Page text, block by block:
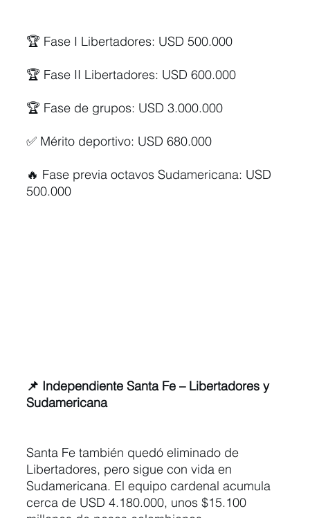
🏆 Fase I Libertadores: USD 500.000
🏆 Fase II Libertadores: USD 600.000
🏆 Fase de grupos: USD 3.000.000
✅ Mérito deportivo: USD 680.000
🔥 Fase previa octavos Sudamericana: USD
500.000
📌 Independiente Santa Fe – Libertadores y
Sudamericana
Santa Fe también quedó eliminado de
Libertadores, pero sigue con vida en
Sudamericana. El equipo cardenal acumula
cerca de USD 4.180.000, unos $15.100